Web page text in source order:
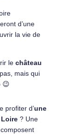
d’une
la vie de
le château
mais qui
😉
profiter d’une
? Une